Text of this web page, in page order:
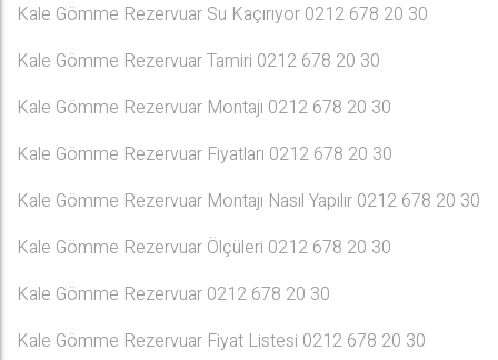
Kale Gömme Rezervuar Su Kaçırıyor 0212 678 20 30
Kale Gömme Rezervuar Tamiri 0212 678 20 30
Kale Gömme Rezervuar Montajı 0212 678 20 30
Kale Gömme Rezervuar Fiyatları 0212 678 20 30
Kale Gömme Rezervuar Montajı Nasıl Yapılır 0212 678 20 30
Kale Gömme Rezervuar Ölçüleri 0212 678 20 30
Kale Gömme Rezervuar 0212 678 20 30
Kale Gömme Rezervuar Fiyat Listesi 0212 678 20 30